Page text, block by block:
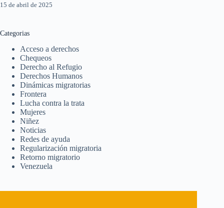
15 de abril de 2025
Categorias
Acceso a derechos
Chequeos
Derecho al Refugio
Derechos Humanos
Dinámicas migratorias
Frontera
Lucha contra la trata
Mujeres
Niñez
Noticias
Redes de ayuda
Regularización migratoria
Retorno migratorio
Venezuela